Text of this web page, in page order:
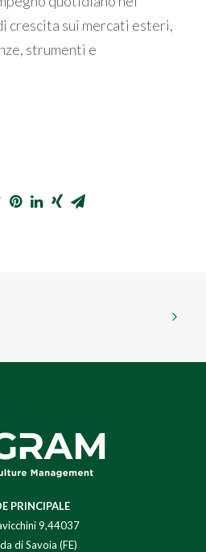
crescita sui mercati esteri,
strumenti e
PRINCIPALE
9,44037
di Savoia (FE)